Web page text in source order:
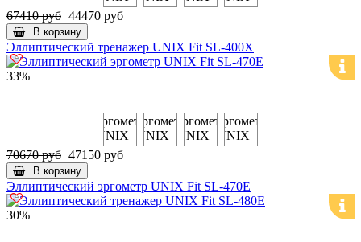
67410 руб 44470 руб
В корзину
Эллиптический тренажер UNIX Fit SL-400X
33%
70670 руб 47150 руб
В корзину
Эллиптический эргометр UNIX Fit SL-470E
30%